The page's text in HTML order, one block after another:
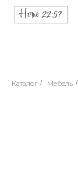
Каталог / Мебель /